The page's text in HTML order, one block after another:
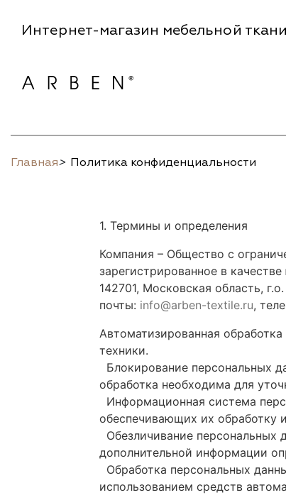
Интернет-магазин мебельной
Главная> Политика конфиденциальности
1. Термины и определения
Компания – Общество с
зарегистрированное в
142701, Московская область,
почты: info@arben-textile.ru,
Автоматизированная
техники.
Блокирование персональных
обработка необходима для
Информационная система
обеспечивающих их обработку
Обезличивание персональных
дополнительной информации
Обработка персональных
использованием средств